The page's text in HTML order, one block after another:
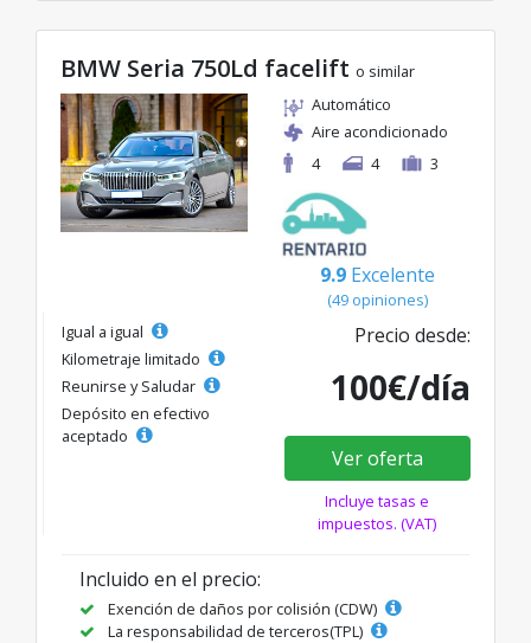
BMW Seria 750Ld facelift o similar
Automático
Aire acondicionado
4
4 3
9.9 Excelente
(49 opiniones)
Igual a igual
Kilometraje limitado
Reunirse y Saludar
Depósito en efectivo
aceptado
Precio desde:
100€/día
Ver oferta
Incluye tasas e
impuestos. (VAT)
Incluido en el precio:
Exención de daños por colisión (CDW)
La responsabilidad de terceros(TPL)